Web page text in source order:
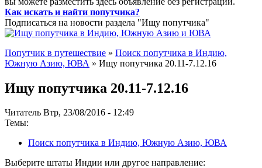
Как искать и найти попутчика?
Подписаться на новости раздела "Ищу попутчика"
Попутчик в путешествие » Поиск попутчика в Индию,
Южную Азию, ЮВА » Ищу попутчика 20.11-7.12.16
Ищу попутчика 20.11-7.12.16
Читатель Втр, 23/08/2016 - 12:49
Темы:
Поиск попутчика в Индию, Южную Азию, ЮВА
Выберите штаты Индии или другое направление: